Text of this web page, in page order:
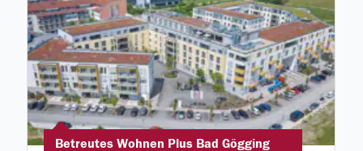
Betreutes Wohnen Plus Bad Gögging